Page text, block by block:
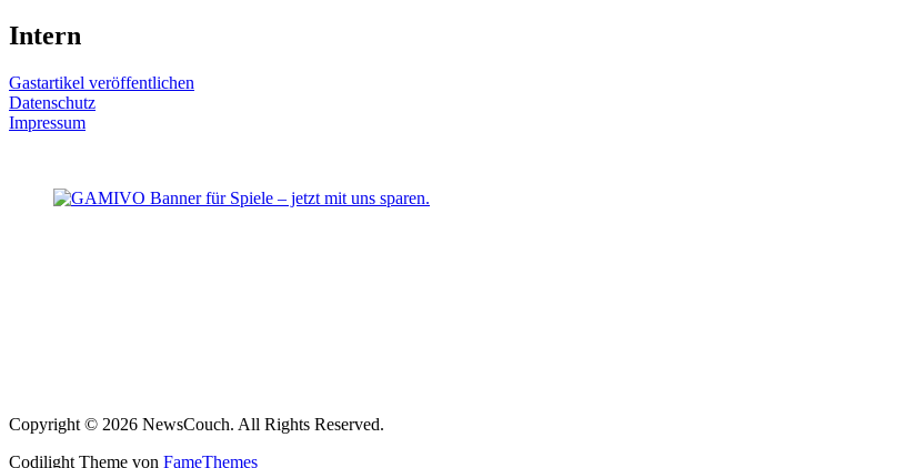
Intern
Gastartikel veröffentlichen
Datenschutz
Impressum
Copyright © 2026 NewsCouch. All Rights Reserved.
Codilight Theme von FameThemes